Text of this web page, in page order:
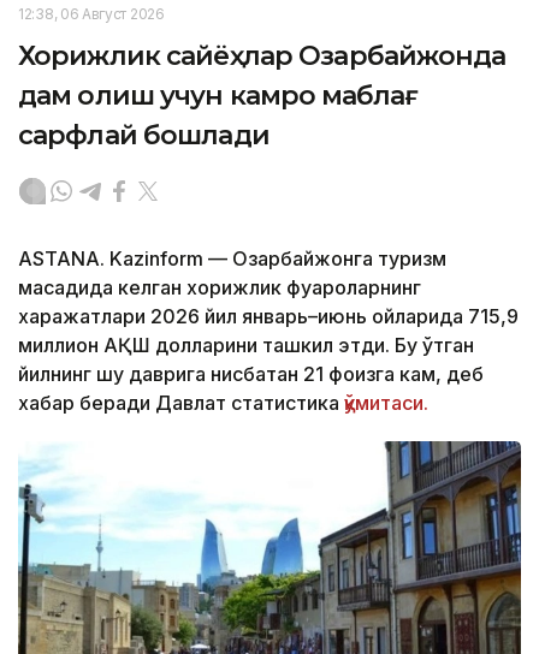
12:38, 06 Август 2026
Хорижлик сайёҳлар Озарбайжонда
дам олиш учун камроқ маблағ
сарфлай бошлади
ASTANA. Kazinform — Озарбайжонга туризм
мақсадида келган хорижлик фуқароларнинг
харажатлари 2026 йил январь–июнь ойларида 715,9
миллион АҚШ долларини ташкил этди. Бу ўтган
йилнинг шу даврига нисбатан 21 фоизга кам, деб
хабар беради Давлат статистика қўмитаси.